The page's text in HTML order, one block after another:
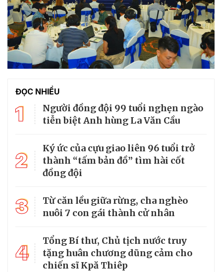
ĐỌC NHIỀU
1
Người đồng đội 99 tuổi nghẹn ngào
tiễn biệt Anh hùng La Văn Cầu
2
Ký ức của cựu giao liên 96 tuổi trở
thành “tấm bản đồ” tìm hài cốt
đồng đội
3
Từ căn lều giữa rừng, cha nghèo
nuôi 7 con gái thành cử nhân
4
Tổng Bí thư, Chủ tịch nước truy
tặng huân chương dũng cảm cho
chiến sĩ Kpă Thiêp